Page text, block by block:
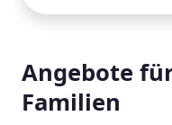
Angebote
Familien